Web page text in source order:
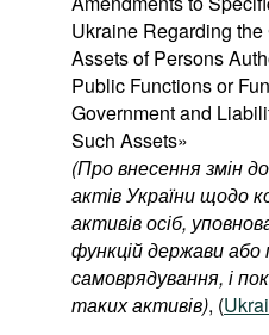
Ukraine Regarding
Assets of Persons
Public Functions or
Government and
Such Assets»
(Провнесеннязміндо
актівУкраїнищодо
активівосіб,
функційдержавиабо
самоврядування, і
такихактивів), (